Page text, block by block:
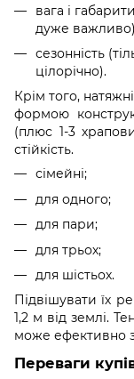
вага і
дуже
сезонність
цілорічно).
Крім того,
формою
(плюс 1-3
стійкість.
сімейні;
для одного;
для пари;
для трьох;
для шістьох.
Підвішувати їх
1,2 м від землі.
може ефективно
Переваги